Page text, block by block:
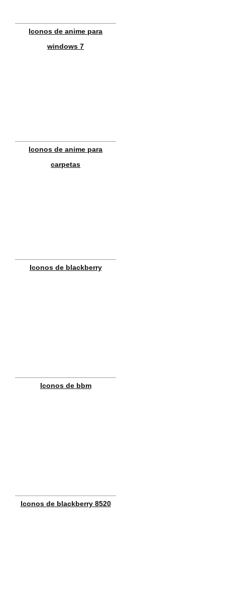
Iconos de anime para
windows 7
Iconos de anime para
carpetas
Iconos de blackberry
Iconos de bbm
Iconos de blackberry 8520